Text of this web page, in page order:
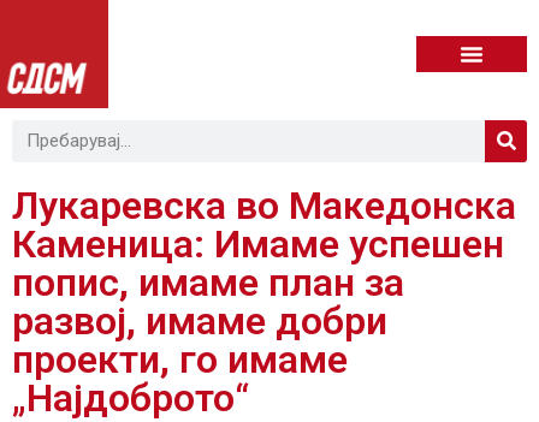
Лукаревска во Македонска
Каменица: Имаме успешен
попис, имаме план за
развој, имаме добри
проекти, го имаме
„Најдоброто“